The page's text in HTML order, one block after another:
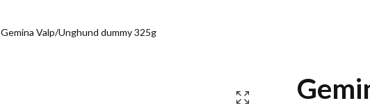
Gemina Valp/Unghund dummy 325g